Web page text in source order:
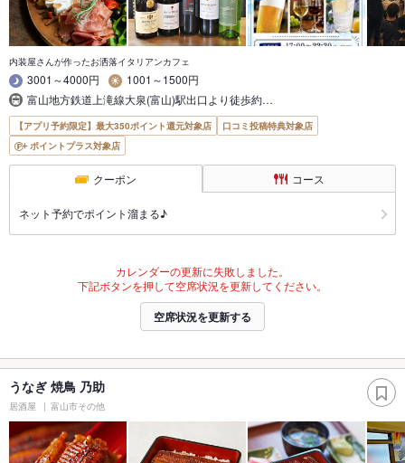
内装屋さんが作ったお洒落イタリアンカフェ
3001～4000円
1001～1500円
富山地方鉄道上滝線大泉(富山)駅出口より徒歩約…
【アプリ予約限定】最大350ポイント還元対象店
口コミ投稿特典対象店
ポイントプラス対象店
クーポン コース
ネット予約でポイント溜まる♪
カレンダーの更新に失敗しました。
下記ボタンを押して空席状況を更新してください。
空席状況を更新する
うなぎ 焼鳥 乃助
居酒屋 富山市その他